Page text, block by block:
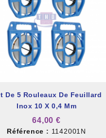
De 5 Rouleaux De Feuillard
Inox 10 X 0,4 Mm
64,00 €
Référence : 1142001N